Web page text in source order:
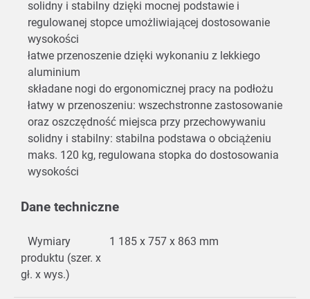
solidny i stabilny dzięki mocnej podstawie i
regulowanej stopce umożliwiającej dostosowanie
wysokości
łatwe przenoszenie dzięki wykonaniu z lekkiego
aluminium
składane nogi do ergonomicznej pracy na podłożu
łatwy w przenoszeniu: wszechstronne zastosowanie
oraz oszczędność miejsca przy przechowywaniu
solidny i stabilny: stabilna podstawa o obciążeniu
maks. 120 kg, regulowana stopka do dostosowania
wysokości
Dane techniczne
Wymiary
produktu (szer. x
gł. x wys.)
1 185 x 757 x 863 mm